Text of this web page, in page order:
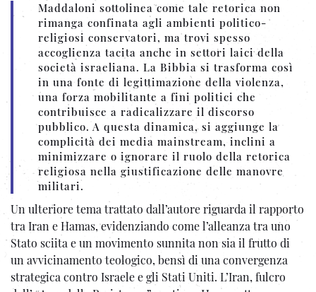
Maddaloni sottolinea come tale retorica non
rimanga confinata agli ambienti politico-
religiosi conservatori, ma trovi spesso
accoglienza tacita anche in settori laici della
società israeliana. La Bibbia si trasforma così
in una fonte di legittimazione della violenza,
una forza mobilitante a fini politici che
contribuisce a radicalizzare il discorso
pubblico. A questa dinamica, si aggiunge la
complicità dei media mainstream, inclini a
minimizzare o ignorare il ruolo della retorica
religiosa nella giustificazione delle manovre
militari.
Un ulteriore tema trattato dall’autore riguarda il rapporto
tra Iran e Hamas, evidenziando come l’alleanza tra uno
Stato sciita e un movimento sunnita non sia il frutto di
un avvicinamento teologico, bensì di una convergenza
strategica contro Israele e gli Stati Uniti. L’Iran, fulcro